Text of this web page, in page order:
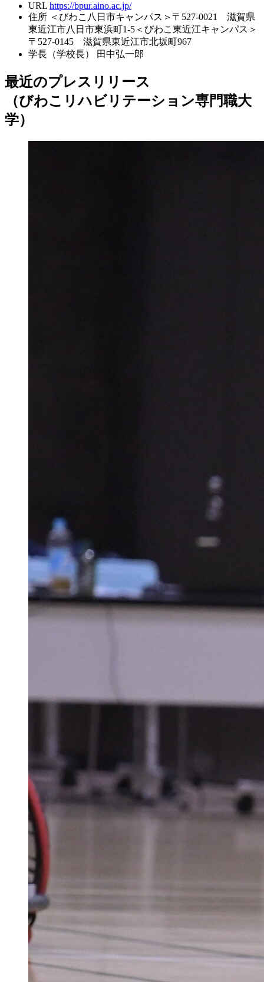
URL https://bpur.aino.ac.jp/
住所 ＜びわこ八日市キャンパス＞〒527-0021 滋賀県
東近江市八日市東浜町1-5＜びわこ東近江キャンパス＞
〒527-0145 滋賀県東近江市北坂町967
学長（学校長）
田中弘一郎
最近のプレスリリース
（びわこリハビリテーション専門職大
学）